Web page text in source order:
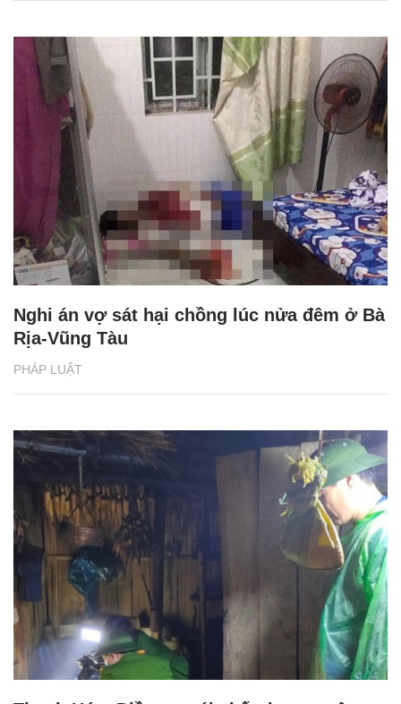
PHÁP LUẬT
Nghi án vợ sát hại chồng lúc nửa đêm ở Bà
Rịa-Vũng Tàu